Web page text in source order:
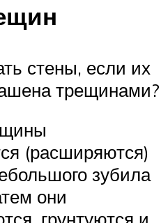
стены, если их
трещинами?
(расширяются)
зубила
они